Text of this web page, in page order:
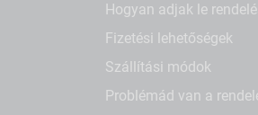
Hogyan adjak le
Fizetési lehetőségek
Szállítási módok
Problémád van a